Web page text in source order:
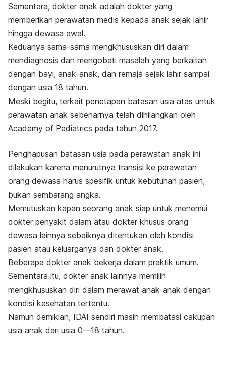
Sementara, dokter anak adalah dokter yang
memberikan perawatan medis kepada anak sejak lahir
hingga dewasa awal.
Keduanya sama-sama mengkhususkan diri dalam
mendiagnosis dan mengobati masalah yang berkaitan
dengan bayi, anak-anak, dan remaja sejak lahir sampai
dengan usia 18 tahun.
Meski begitu, terkait penetapan batasan usia atas untuk
perawatan anak sebenarnya telah dihilangkan oleh
Academy of Pediatrics pada tahun 2017.
Penghapusan batasan usia pada perawatan anak ini
dilakukan karena menurutnya transisi ke perawatan
orang dewasa harus spesifik untuk kebutuhan pasien,
bukan sembarang angka.
Memutuskan kapan seorang anak siap untuk menemui
dokter penyakit dalam atau dokter khusus orang
dewasa lainnya sebaiknya ditentukan oleh kondisi
pasien atau keluarganya dan dokter anak.
Beberapa dokter anak bekerja dalam praktik umum.
Sementara itu, dokter anak lainnya memilih
mengkhususkan diri dalam merawat anak-anak dengan
kondisi kesehatan tertentu.
Namun demikian, IDAI sendiri masih membatasi cakupan
usia anak dari usia 0—18 tahun.